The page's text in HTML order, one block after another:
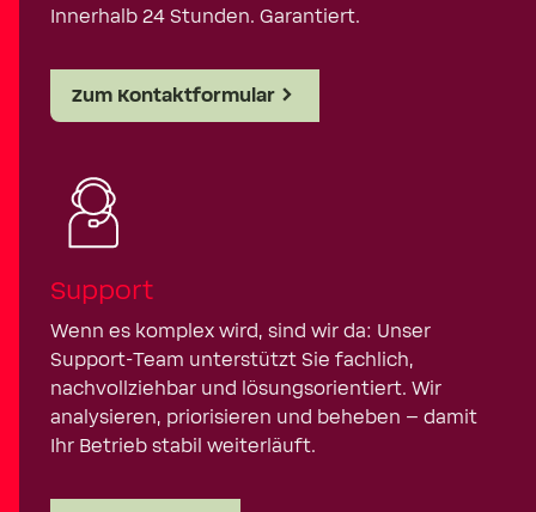
Innerhalb 24 Stunden. Garantiert.
Zum Kontaktformular
Support
Wenn es komplex wird, sind wir da: Unser
Support-Team unterstützt Sie fachlich,
nachvollziehbar und lösungsorientiert. Wir
analysieren, priorisieren und beheben – damit
Ihr Betrieb stabil weiterläuft.